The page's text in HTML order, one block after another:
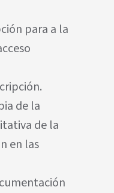
para a la
de la
de la
en las